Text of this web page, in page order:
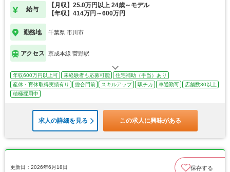
給与
【月収】25.0万円以上 24歳～モデル
【年収】414万円～600万円
勤務地 千葉県 市川市
アクセス 京成本線 菅野駅
年収600万円以上可 未経験者も応募可能
住宅補助（手当）あり
産休・育休取得実績有り
総合門前 スキルアップ 駅チカ 車通勤可
店舗数30以上
積極採用中
求人の詳細を見る この求人に興味がある
更新日：2026年6月18日 保存する